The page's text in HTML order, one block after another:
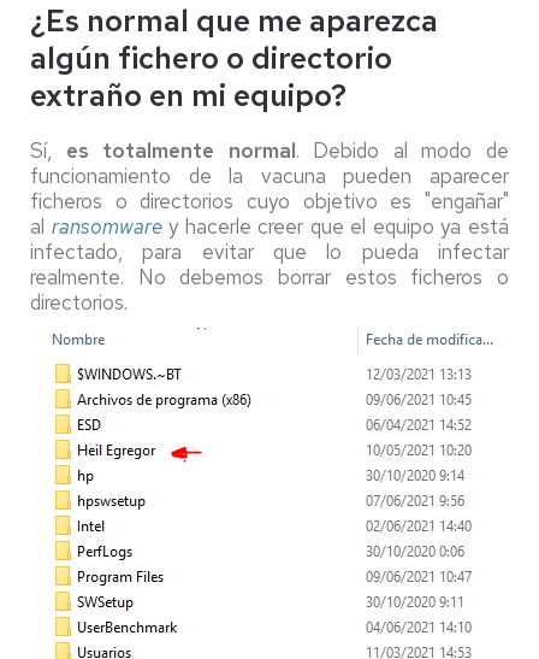
¿Es normal que me aparezca
algún fichero o directorio
extraño en mi equipo?
Sí, es totalmente normal. Debido al modo de
funcionamiento de la vacuna pueden aparecer
ficheros o directorios cuyo objetivo es "engañar"
al ransomwarey hacerle creer que el equipo ya está
infectado, para evitar que lo pueda infectar
realmente. No debemos borrar estos ficheros o
directorios.